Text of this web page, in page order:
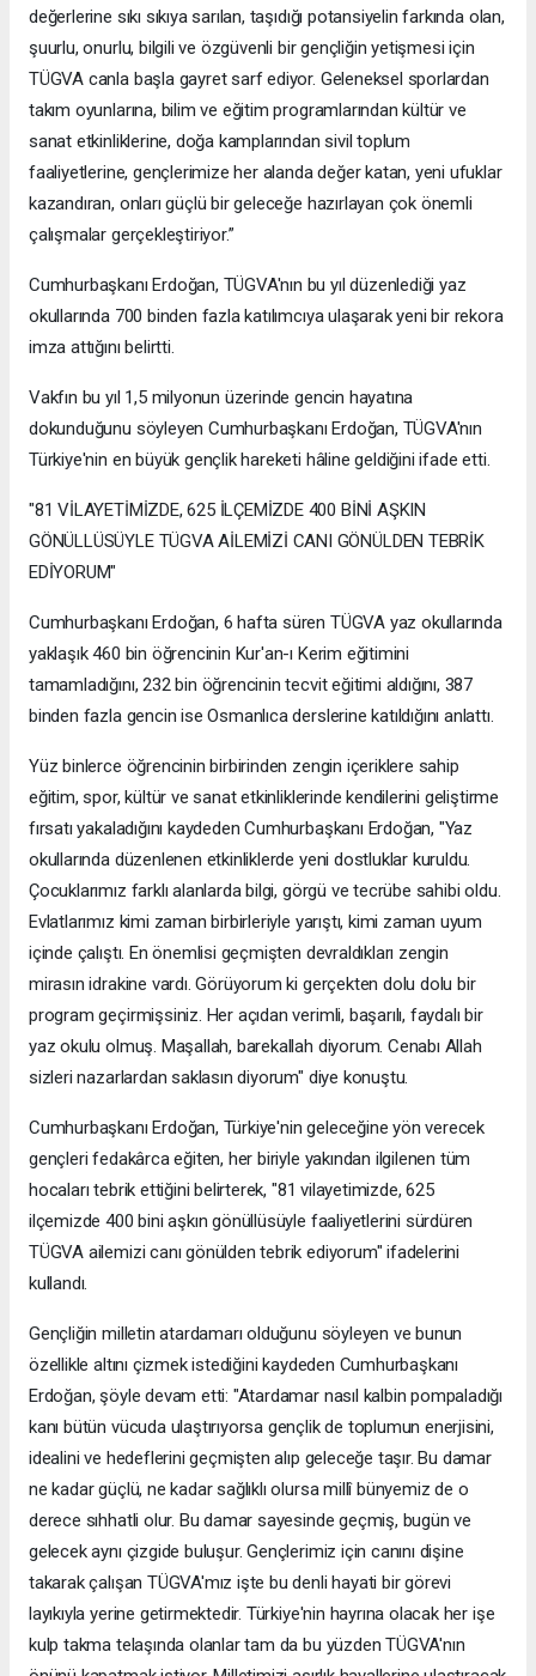
değerlerine sıkı sıkıya sarılan, taşıdığı potansiyelin farkında olan,
şuurlu, onurlu, bilgili ve özgüvenli bir gençliğin yetişmesi için
TÜGVA canla başla gayret sarf ediyor. Geleneksel sporlardan
takım oyunlarına, bilim ve eğitim programlarından kültür ve
sanat etkinliklerine, doğa kamplarından sivil toplum
faaliyetlerine, gençlerimize her alanda değer katan, yeni ufuklar
kazandıran, onları güçlü bir geleceğe hazırlayan çok önemli
çalışmalar gerçekleştiriyor.”
Cumhurbaşkanı Erdoğan, TÜGVA'nın bu yıl düzenlediği yaz
okullarında 700 binden fazla katılımcıya ulaşarak yeni bir rekora
imza attığını belirtti.
Vakfın bu yıl 1,5 milyonun üzerinde gencin hayatına
dokunduğunu söyleyen Cumhurbaşkanı Erdoğan, TÜGVA'nın
Türkiye'nin en büyük gençlik hareketi hâline geldiğini ifade etti.
"81 VİLAYETİMİZDE, 625 İLÇEMİZDE 400 BİNİ AŞKIN
GÖNÜLLÜSÜYLE TÜGVA AİLEMİZİ CANI GÖNÜLDEN TEBRİK
EDİYORUM"
Cumhurbaşkanı Erdoğan, 6 hafta süren TÜGVA yaz okullarında
yaklaşık 460 bin öğrencinin Kur'an-ı Kerim eğitimini
tamamladığını, 232 bin öğrencinin tecvit eğitimi aldığını, 387
binden fazla gencin ise Osmanlıca derslerine katıldığını anlattı.
Yüz binlerce öğrencinin birbirinden zengin içeriklere sahip
eğitim, spor, kültür ve sanat etkinliklerinde kendilerini geliştirme
fırsatı yakaladığını kaydeden Cumhurbaşkanı Erdoğan, "Yaz
okullarında düzenlenen etkinliklerde yeni dostluklar kuruldu.
Çocuklarımız farklı alanlarda bilgi, görgü ve tecrübe sahibi oldu.
Evlatlarımız kimi zaman birbirleriyle yarıştı, kimi zaman uyum
içinde çalıştı. En önemlisi geçmişten devraldıkları zengin
mirasın idrakine vardı. Görüyorum ki gerçekten dolu dolu bir
program geçirmişsiniz. Her açıdan verimli, başarılı, faydalı bir
yaz okulu olmuş. Maşallah, barekallah diyorum. Cenabı Allah
sizleri nazarlardan saklasın diyorum" diye konuştu.
Cumhurbaşkanı Erdoğan, Türkiye'nin geleceğine yön verecek
gençleri fedakârca eğiten, her biriyle yakından ilgilenen tüm
hocaları tebrik ettiğini belirterek, "81 vilayetimizde, 625
ilçemizde 400 bini aşkın gönüllüsüyle faaliyetlerini sürdüren
TÜGVA ailemizi canı gönülden tebrik ediyorum" ifadelerini
kullandı.
Gençliğin milletin atardamarı olduğunu söyleyen ve bunun
özellikle altını çizmek istediğini kaydeden Cumhurbaşkanı
Erdoğan, şöyle devam etti: "Atardamar nasıl kalbin pompaladığı
kanı bütün vücuda ulaştırıyorsa gençlik de toplumun enerjisini,
idealini ve hedeflerini geçmişten alıp geleceğe taşır. Bu damar
ne kadar güçlü, ne kadar sağlıklı olursa millî bünyemiz de o
derece sıhhatli olur. Bu damar sayesinde geçmiş, bugün ve
gelecek aynı çizgide buluşur. Gençlerimiz için canını dişine
takarak çalışan TÜGVA'mız işte bu denli hayati bir görevi
layıkıyla yerine getirmektedir. Türkiye'nin hayrına olacak her işe
kulp takma telaşında olanlar tam da bu yüzden TÜGVA'nın